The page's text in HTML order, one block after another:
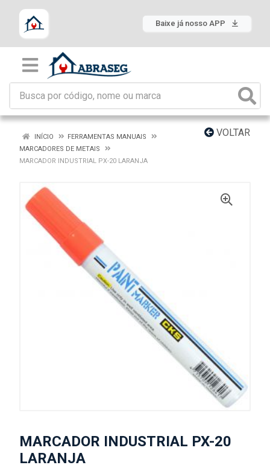
Baixe já nosso APP
VOLTAR
INÍCIO
FERRAMENTAS MANUAIS
MARCADORES DE METAIS
MARCADOR INDUSTRIAL PX-20 LARANJA
MARCADOR INDUSTRIAL PX-20
LARANJA